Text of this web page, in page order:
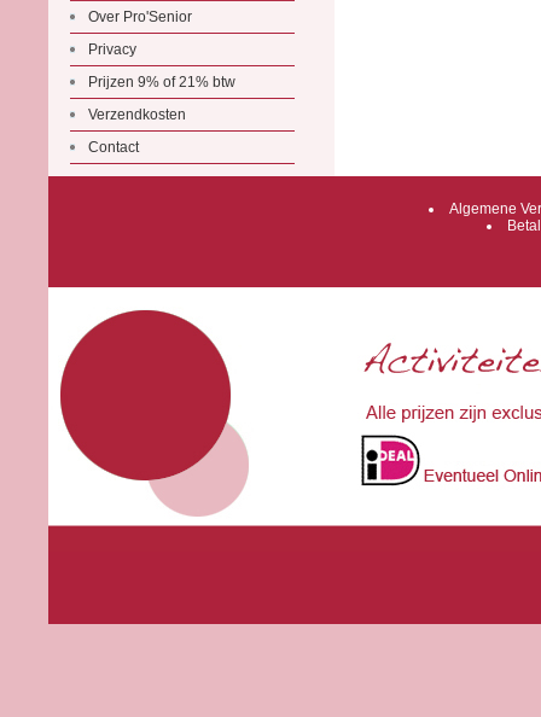
Over Pro'Senior
Privacy
Prijzen 9% of 21% btw
Verzendkosten
Contact
Algemene